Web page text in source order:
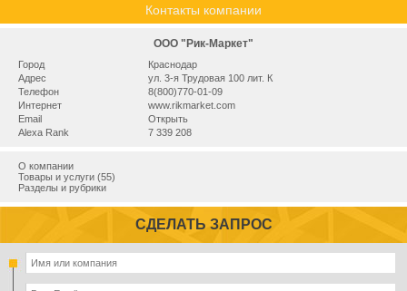
Контакты компании
ООО "Рик-Маркет"
Город
Краснодар
Адрес
ул. 3-я Трудовая 100 лит. К
Телефон
8(800)770-01-09
Интернет
www.rikmarket.com
Email
Открыть
Alexa Rank
7 339 208
О компании
Товары и услуги (55)
Разделы и рубрики
СДЕЛАТЬ ЗАПРОС